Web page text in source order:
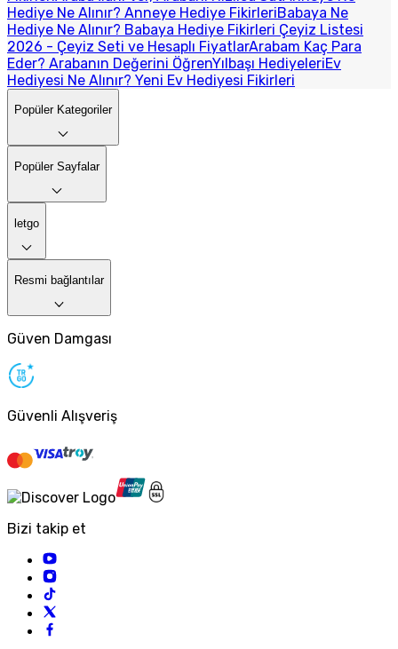
Hediye Ne Alınır? Anneye Hediye FikirleriBabaya Ne
Hediye Ne Alınır? Babaya Hediye Fikirleri Çeyiz Listesi
2026 - Çeyiz Seti ve Hesaplı FiyatlarArabam Kaç Para
Eder? Arabanın Değerini ÖğrenYılbaşı HediyeleriEv
Hediyesi Ne Alınır? Yeni Ev Hediyesi Fikirleri
Popüler Kategoriler
Popüler Sayfalar
letgo
Resmi bağlantılar
Güven Damgası
Güvenli Alışveriş
Bizi takip et